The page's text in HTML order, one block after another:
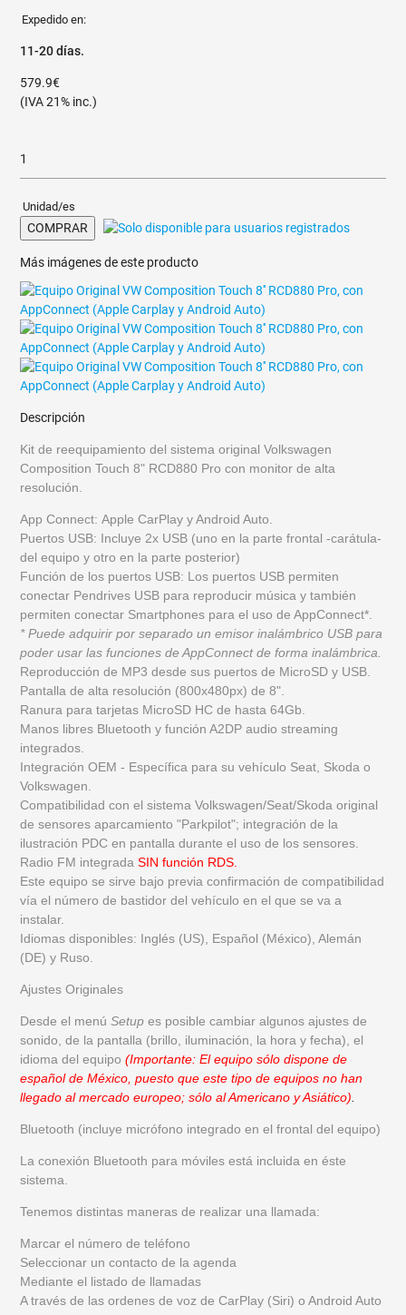
Expedido en:
11-20 días.
579.9€
(IVA 21% inc.)
Unidad/es
COMPRAR
Más imágenes de este producto
Descripción
Kit de reequipamiento del sistema original Volkswagen
Composition Touch 8" RCD880 Pro con monitor de alta
resolución.
App Connect:Apple CarPlay yAndroid Auto.
Puertos USB: Incluye 2x USB (uno en la parte frontal -carátula-
del equipo y otro en la parte posterior)
Función de los puertos USB: Los puertos USB permiten
conectar Pendrives USB para reproducir música y también
permiten conectar Smartphones para el uso de AppConnect*.
* Puede adquirir por separado un emisor inalámbrico USB para
poder usar las funciones de AppConnect de forma inalámbrica.
Reproducción de MP3 desde sus puertos de MicroSD y USB.
Pantalla de alta resolución (800x480px) de 8".
Ranura para tarjetas MicroSD HC de hasta 64Gb.
Manos libres Bluetooth y función A2DP audio streaming
integrados.
Integración OEM - Específica para su vehículo Seat, Skoda o
Volkswagen.
Compatibilidad con el sistema Volkswagen/Seat/Skoda original
de sensores aparcamiento "Parkpilot"; integración de la
ilustración PDC en pantalla durante el uso de los sensores.
Radio FM integradaSIN función RDS.
Este equipo se sirve bajo previa confirmación de compatibilidad
vía el número de bastidor del vehículo en el que se va a
instalar.
Idiomas disponibles: Inglés (US), Español (México), Alemán
(DE) y Ruso.
Ajustes Originales
Desde el menúSetup es posible cambiar algunos ajustes de
sonido, de la pantalla (brillo, iluminación, la hora y fecha), el
idioma del equipo(Importante: El equipo sólo dispone de
español de México, puesto que este tipo de equipos no han
llegado al mercado europeo; sólo al Americano y Asiático)
Bluetooth (incluye micrófono integrado en el frontal del equipo)
La conexión Bluetooth para móviles está incluida en éste
sistema.
Tenemos distintas maneras de realizar una llamada:
Marcar el número de teléfono
Seleccionar un contacto de la agenda
Mediante el listado de llamadas
A través de las ordenes de voz de CarPlay (Siri) o Android Auto